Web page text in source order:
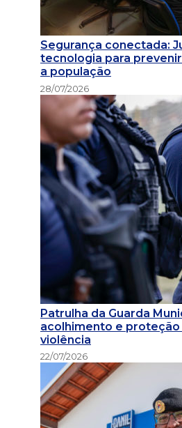
Segurança conectada:
tecnologia para
a população
28/07/2026
Patrulha da Guarda
acolhimento e proteção
violência
22/07/2026